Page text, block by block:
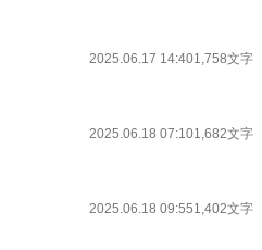
2025.06.17 14:401,758文字
2025.06.18 07:101,682文字
2025.06.18 09:551,402文字